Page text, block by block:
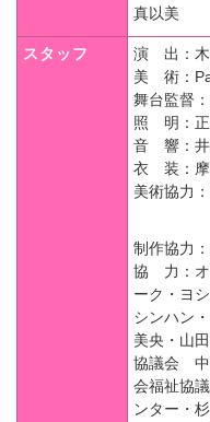
真以美
スタッフ 演 出 ：
美 術：
舞台監督
照 明 ：
音 響：
衣 装 ：
美術協力
制作協力
協 力 ：
ーク・ヨ
シンハン
美央・山
協議会 中
会福祉協
ンター・